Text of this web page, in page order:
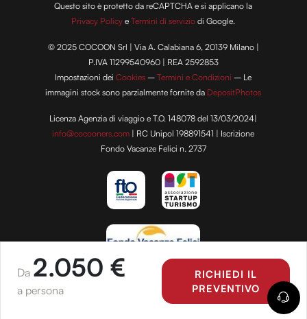
Da 2.050 €
a persona
RICHIEDI IL
PREVENTIVO
Questo sito è protetto da reCAPTCHA e si applicano la
Privacy Policy eTermini di servizio di Google.
© 2025 COCOON Srl | Via A. Calabiana 6, 20139 Milano |
P.IVA 11299540960 | REA 2592853
Impostazioni deiCookies –Termini e Condizioni – Le
immagini stock sono parzialmente fornite da DepositPhotos
Licenza Agenzia di viaggio e T.O. 148078 del 13/03/2024|
info@cocooners.com | RC Unipol 198891541 | Iscrizione
Fondo Vacanze Felici n. 2737